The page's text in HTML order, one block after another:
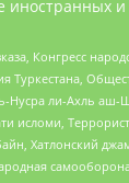
Конгресс
Туркестана,
Нусра ли-Ахль
исломи,
Хатлонский